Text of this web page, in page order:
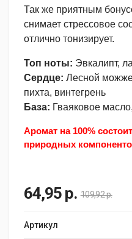
Так же приятным
снимает стрессовое
отлично тонизирует.
Топ ноты: Эвкалипт,
Сердце: Лесной
пихта, винтегрень
База: Гваяковое
Аромат на 100%
природных
64,95 р. 109,92 р.
Артикул